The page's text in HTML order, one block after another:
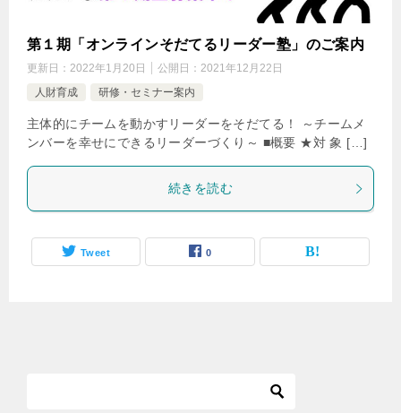
第１期「オンラインそだてるリーダー塾」のご案内
更新日： 2022年1月20日 公開日： 2021年12月22日
人財育成
研修・セミナー案内
主体的にチームを動かすリーダーをそだてる！ ～チームメ
ンバーを幸せにできるリーダーづくり～ ■概要 ★対 象 […]
続きを読む
Tweet 0